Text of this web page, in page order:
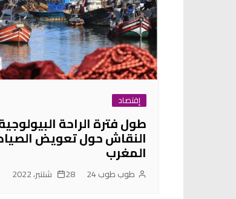
إقتصاد
طول فترة الراحة
النقاش حول تعويض
المغرب
طوب طوب 24 28 شتنبر، 2022